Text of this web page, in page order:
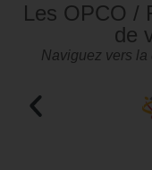
Les OPCO /
de
Naviguez vers la